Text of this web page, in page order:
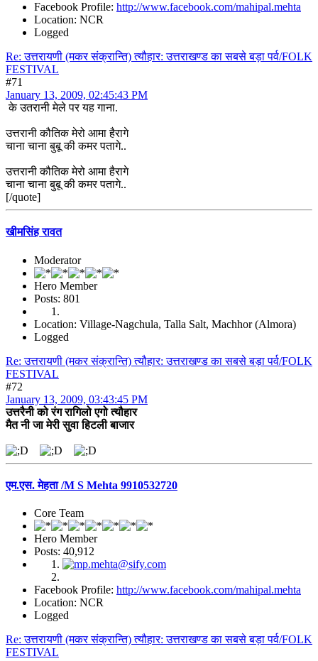
Facebook Profile: http://www.facebook.com/mahipal.mehta
Location: NCR
Logged
Re: उत्तरायणी (मकर संक्रान्ति) त्यौहार: उत्तराखण्ड का सबसे बड़ा पर्व/FOLK
FESTIVAL
#71
January 13, 2009, 02:45:43 PM
के उतरानी मेले पर यह गाना.
उत्तरानी कौतिक मेरो आमा हैरागे
चाना चाना बुबू की कमर पतागे..
उत्तरानी कौतिक मेरो आमा हैरागे
चाना चाना बुबू की कमर पतागे..
[/quote]
खीमसिंह रावत
Moderator
Hero Member
Posts: 801
Location: Village-Nagchula, Talla Salt, Machhor (Almora)
Logged
Re: उत्तरायणी (मकर संक्रान्ति) त्यौहार: उत्तराखण्ड का सबसे बड़ा पर्व/FOLK
FESTIVAL
#72
January 13, 2009, 03:43:45 PM
उत्तरैनी को रंग रागिलो एगो त्यौहार
मैत नी जा मेरी सुवा हिटली बाजार
एम.एस. मेहता /M S Mehta 9910532720
Core Team
Hero Member
Posts: 40,912
Facebook Profile: http://www.facebook.com/mahipal.mehta
Location: NCR
Logged
Re: उत्तरायणी (मकर संक्रान्ति) त्यौहार: उत्तराखण्ड का सबसे बड़ा पर्व/FOLK
FESTIVAL